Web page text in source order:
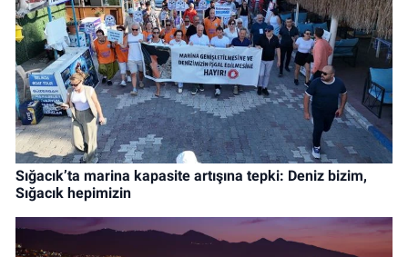
Sığacık’ta marina kapasite artışına tepki: Deniz bizim,
Sığacık hepimizin